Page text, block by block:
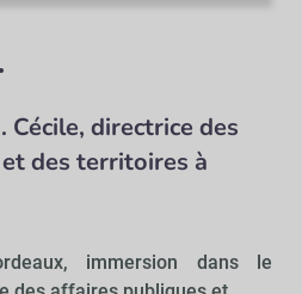
directrice des
des territoires à
immersion dans le